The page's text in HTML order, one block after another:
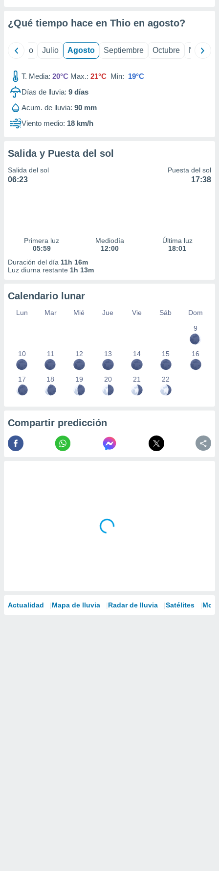
mediante
publicidad
1199
¿Qué tiempo hace en Thio en agosto?
Junio Julio Agosto Septiembre Octubre
T. Media: 20°C Max.: 21°C Min: 19°C
Días de lluvia: 9 días
Acum. de lluvia: 90 mm
Viento medio: 18 km/h
Salida y Puesta del sol
Salida del sol
06:23
Puesta del sol
17:38
Primera luz
05:59
Mediodía
12:00
Última luz
18:01
Duración del día 11h 16m
Luz diurna restante 1h 13m
Calendario lunar
Lun Mar Mié Jue Vie Sáb
Dom
9
10 11 12 13 14 15 16
17 18 19 20 21 22
Compartir predicción
Actualidad Mapa de lluvia Radar de lluvia Satélites